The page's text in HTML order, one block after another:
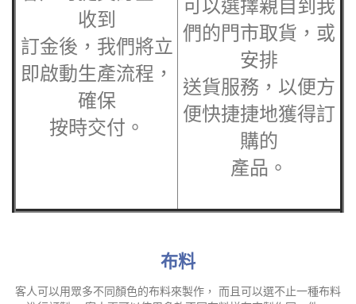
收到
訂金後，我們將立
即啟動生產流程，
確保
按時交付。
可以選擇親自到我
們的門市取貨，或
安排
送貨服務，以便方
便快捷捷地獲得訂
購的
產品。
布料
客人可以用眾多不同顏色的布料來製作， 而且可以選不止一種布料